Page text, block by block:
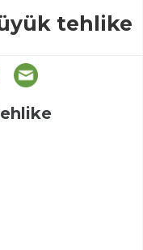
tehlike